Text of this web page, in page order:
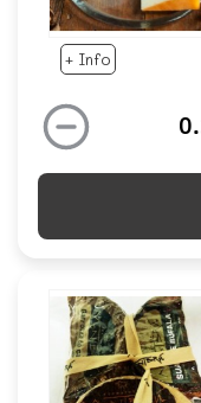
+ Info